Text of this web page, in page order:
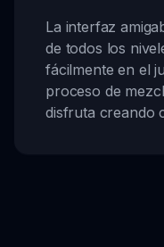
La interfaz
de todos los
fácilmente en el
proceso de
disfruta creando